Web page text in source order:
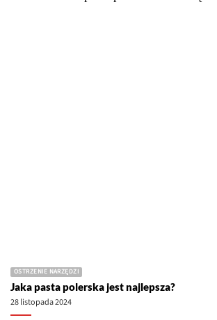
artykule obalę popularne mity i pokażę, [...]
2 COMMENTS
CZYTAJ WIĘCEJ